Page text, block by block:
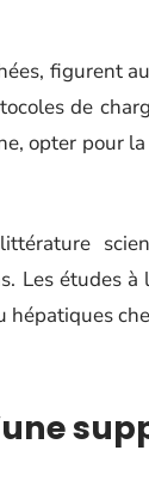
figurent
de
opter pour
Les études